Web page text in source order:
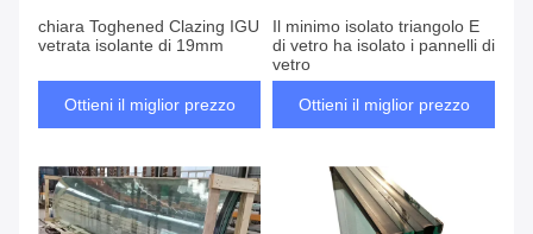
chiara Toghened Clazing IGU
vetrata isolante di 19mm
Ottieni il miglior prezzo
Il minimo isolato triangolo E
di vetro ha isolato i pannelli di
vetro
Ottieni il miglior prezzo